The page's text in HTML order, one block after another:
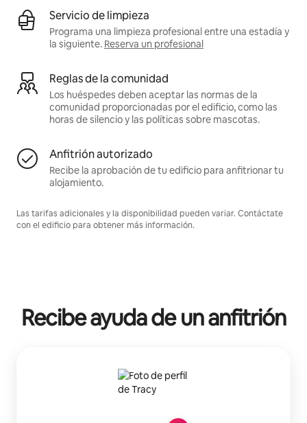
Servicio de limpieza
Programa una limpieza profesional entre una estadía y
la siguiente. Reserva un profesional
Reglas de la comunidad
Los huéspedes deben aceptar las normas de la
comunidad proporcionadas por el edificio, como las
horas de silencio y las políticas sobre mascotas.
Anfitrión autorizado
Recibe la aprobación de tu edificio para anfitrionar tu
alojamiento.
Las tarifas adicionales y la disponibilidad pueden variar. Contáctate
con el edificio para obtener más información.
Recibe ayuda de un anfitrión